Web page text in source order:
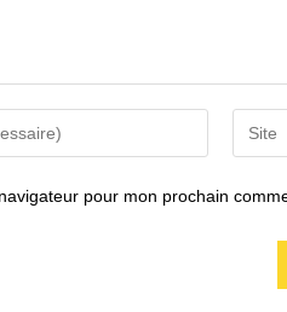
l’URL
pour mon prochain